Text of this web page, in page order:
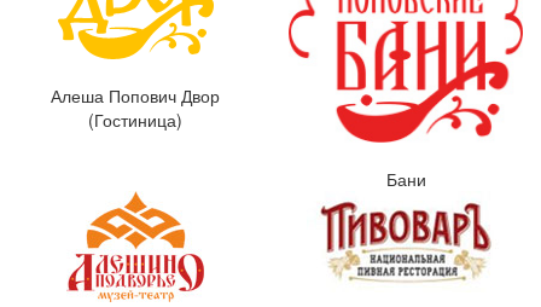
Алеша Попович Двор
(Гостиница)
Бани